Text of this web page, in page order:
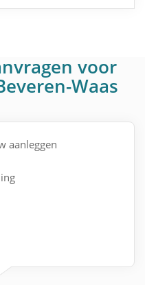
voor
Waas
aanleggen